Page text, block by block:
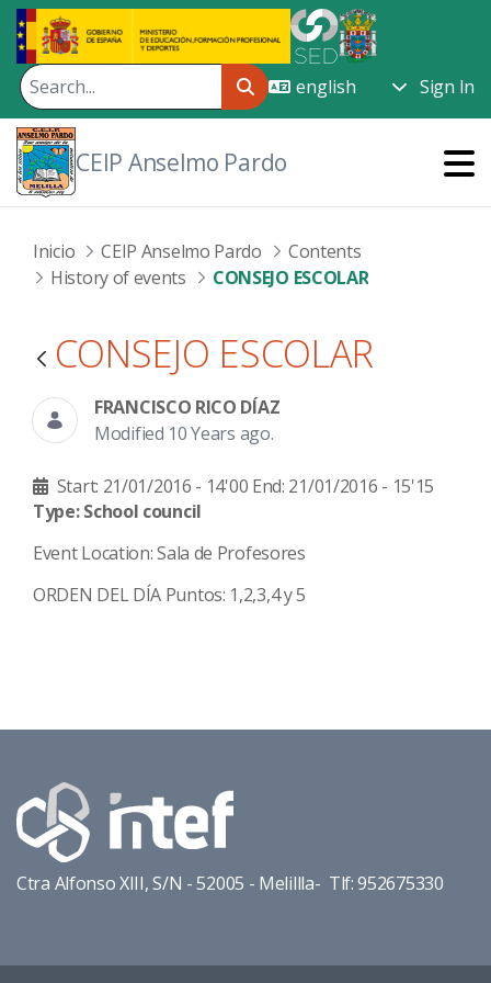
Skip to Main Content
Sign In
CEIP Anselmo Pardo
Inicio CEIP Anselmo Pardo
Contents
History of events
CONSEJO ESCOLAR
CONSEJO ESCOLAR
FRANCISCO RICO DÍAZ
Modified 10 Years ago.
Start: 21/01/2016 - 14'00 End: 21/01/2016 - 15'15
Type: School council
Event Location: Sala de Profesores
ORDEN DEL DÍA Puntos: 1,2,3,4 y 5
Ctra Alfonso XIII, S/N - 52005 - Melillla- Tlf: 952675330